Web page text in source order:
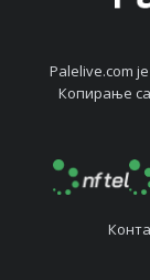
Palelive.com
Копирањe